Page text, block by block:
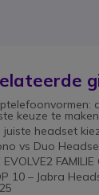
keuze te maken
juiste headset
vs Duo
EVOLVE2 FAMILIE
10 – Jabra